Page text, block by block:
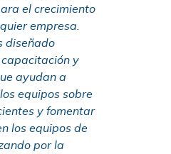
el crecimiento
empresa.
diseñado
y
ayudan a
equipos sobre
y fomentar
los equipos de
por la